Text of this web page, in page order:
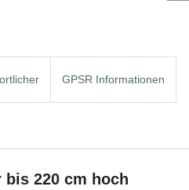
GPSR Informationen
220 cm hoch